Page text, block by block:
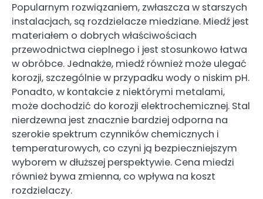
Popularnym rozwiązaniem, zwłaszcza w starszych
instalacjach, są rozdzielacze miedziane. Miedź jest
materiałem o dobrych właściwościach
przewodnictwa cieplnego i jest stosunkowo łatwa
w obróbce. Jednakże, miedź również może ulegać
korozji, szczególnie w przypadku wody o niskim pH.
Ponadto, w kontakcie z niektórymi metalami,
może dochodzić do korozji elektrochemicznej. Stal
nierdzewna jest znacznie bardziej odporna na
szerokie spektrum czynników chemicznych i
temperaturowych, co czyni ją bezpieczniejszym
wyborem w dłuższej perspektywie. Cena miedzi
również bywa zmienna, co wpływa na koszt
rozdzielaczy.